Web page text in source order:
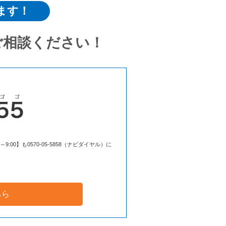
す！
談ください！
9:00】も0570-05-5858（ナビダイヤル）に